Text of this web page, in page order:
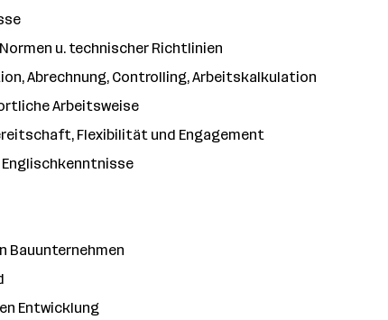
u. technischer Richtlinien
Abrechnung, Controlling, Arbeitskalkulation
Arbeitsweise
Flexibilität und Engagement
Bauunternehmen
Entwicklung